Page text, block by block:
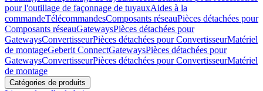
pour l'outillage de façonnage de tuyauxAides à la
commandeTélécommandesComposants réseauPièces détachées pour
Composants réseauGatewaysPièces détachées pour
GatewaysConvertisseurPièces détachées pour ConvertisseurMatériel
de montageGeberit ConnectGatewaysPièces détachées pour
GatewaysConvertisseurPièces détachées pour ConvertisseurMatériel
de montage
Catégories de produits